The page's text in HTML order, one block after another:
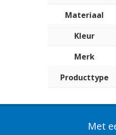
Materiaal
Kleur
Merk
Producttype
Met